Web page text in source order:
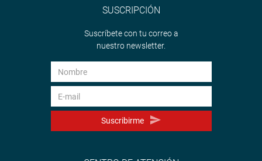
SUSCRIPCIÓN
Suscríbete con tu correo a
nuestro newsletter.
Suscribirme